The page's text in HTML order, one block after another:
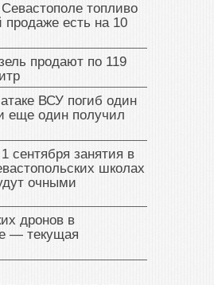
топливо
продаже есть на 10
продают по 119
ВСУ погиб один
еще один получил
сентября занятия в
школах
очными
дронов в
— текущая